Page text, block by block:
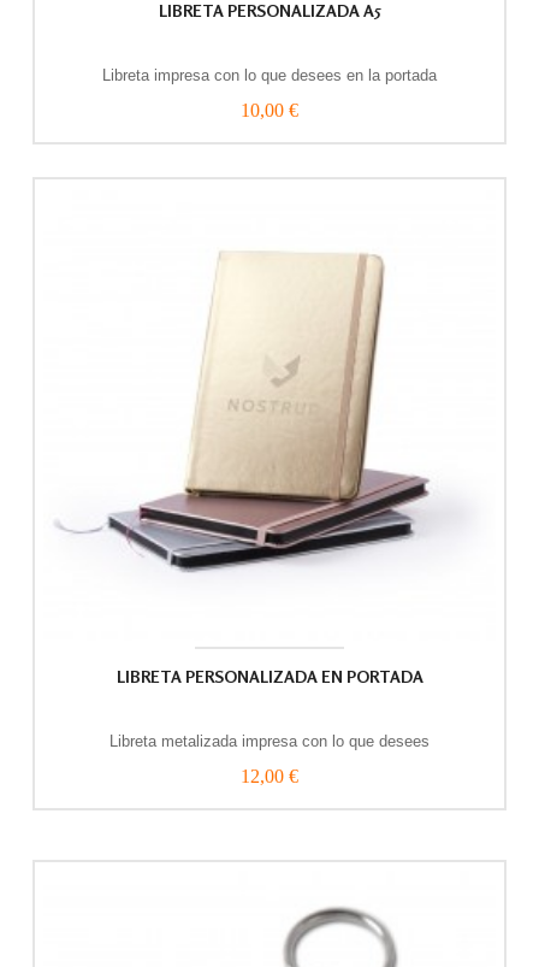
LIBRETA PERSONALIZADA A5
Libreta impresa con lo que desees en la portada
10,00 €
LIBRETA PERSONALIZADA EN PORTADA
Libreta metalizada impresa con lo que desees
12,00 €